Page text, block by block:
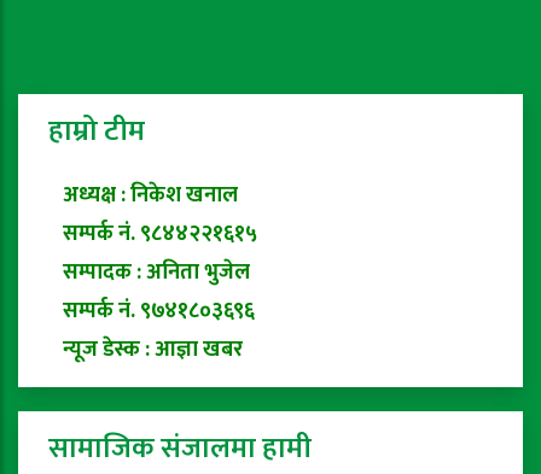
हाम्रो टीम
अध्यक्ष : निकेश खनाल
सम्पर्क नं. ९८४४२२१६१५
सम्पादक : अनिता भुजेल
सम्पर्क नं. ९७४१८०३६९६
न्यूज डेस्क : आज्ञा खबर
सामाजिक संजालमा हामी